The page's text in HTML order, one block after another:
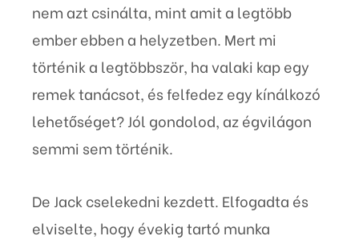
nem azt csinálta, mint amit a legtöbb
ember ebben a helyzetben. Mert mi
történik a legtöbbször, ha valaki kap egy
remek tanácsot, és felfedez egy kínálkozó
lehetőséget? Jól gondolod, az égvilágon
semmi sem történik.
De Jack cselekedni kezdett. Elfogadta és
elviselte, hogy évekig tartó munka